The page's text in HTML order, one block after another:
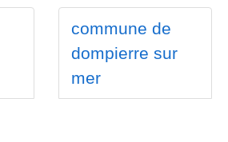
commune de
dompierre sur
mer